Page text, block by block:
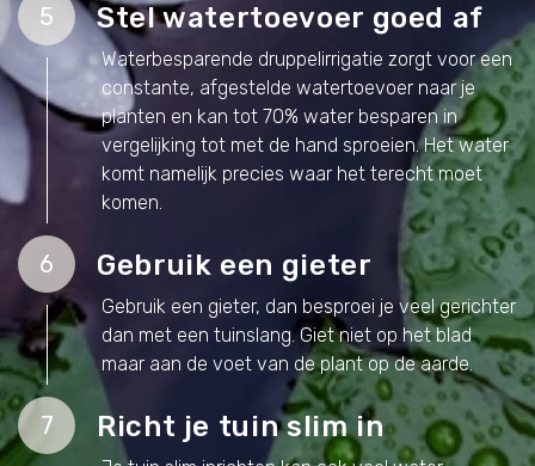
5 Stel watertoevoer goed af
Waterbesparende druppelirrigatie zorgt voor een
constante, afgestelde watertoevoer naar je
planten en kan tot 70% water besparen in
vergelijking tot met de hand sproeien. Het water
komt namelijk precies waar het terecht moet
komen.
6 Gebruik een gieter
Gebruik een gieter, dan besproei je veel gerichter
dan met een tuinslang. Giet niet op het blad
maar aan de voet van de plant op de aarde.
7 Richt je tuin slim in